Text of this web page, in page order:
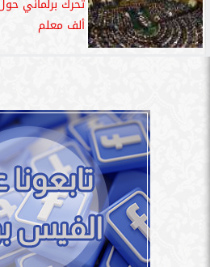
ألف معلم